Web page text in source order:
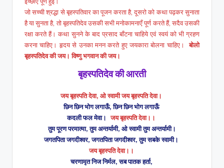
जो सच्ची श्रद्धा से बृहस्पतिवार का पूजन करता है, दूसरो को कथा पढ़कर सुनाता
है या सुनता है, तो बृहस्पतिदेव उसकी सभी मनोकामनाएँ पूर्ण करते हैं, सदैव उसकी
रक्षा करते हैं। कथा सुनने के बाद प्रसाद बाँटना चाहिये एवं स्वयं को भी ग्रहण
करना चाहिए। हृदय से उनका मनन करते हुए जयकारा बोलना चाहिए।
बोलो
बृहस्पतिदेव की जय। विष्णु भगवान की जय।
बृहस्पतिदेव की आरती
जय बृहस्पति देवा, ओ स्वामी जय बृहस्पति देवा।
छिन छिन भोग लगाऊँ, छिन छिन भोग लगाऊँ
कदली फल मेवा।
जय बृहस्पति देवा।।
तुम पूरण परमात्मा, तुम अन्तर्यामी, ओ स्वामी तुम अन्तर्यामी।
जगतपिता जगदीश्वर, जगतपिता जगदीश्वर, तुम सबके स्वामी।
जय बृहस्पति देवा।।
चरणामृत निज निर्मल, सब पातक हर्ता,